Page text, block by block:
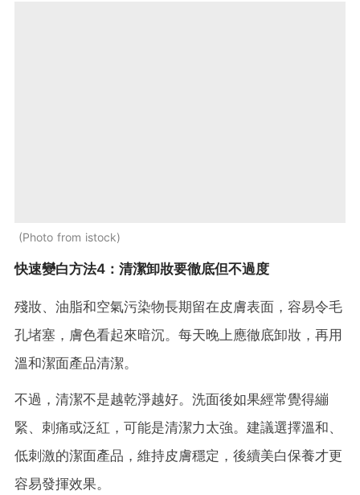
Photo from istock
快速變白方法4：清潔卸妝要徹底但不過度
殘妝、油脂和空氣污染物長期留在皮膚表面，容易令毛
孔堵塞，膚色看起來暗沉。每天晚上應徹底卸妝，再用
溫和潔面產品清潔。
不過，清潔不是越乾淨越好。洗面後如果經常覺得繃
緊、刺痛或泛紅，可能是清潔力太強。建議選擇溫和、
低刺激的潔面產品，維持皮膚穩定，後續美白保養才更
容易發揮效果。